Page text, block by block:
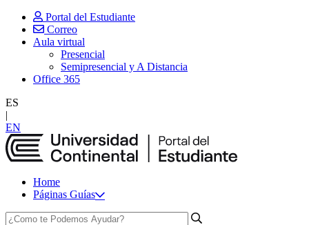
Portal del Estudiante
Correo
Aula virtual
Presencial
Semipresencial y A Distancia
Office 365
ES
|
EN
Home
Páginas Guías